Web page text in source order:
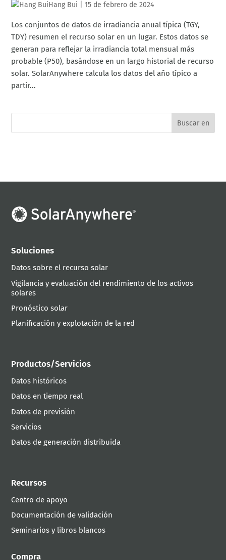
Hang Bui |15 de febrero de 2024
Los conjuntos de datos de irradiancia anual típica (TGY,
TDY) resumen el recurso solar en un lugar. Estos datos se
generan para reflejar la irradiancia total mensual más
probable (P50), basándose en un largo historial de recurso
solar. SolarAnywhere calcula los datos del año típico a
partir...
Soluciones
Datos sobre el recurso solar
Vigilancia y evaluación del rendimiento de los activos
solares
Pronóstico solar
Planificación y explotación de la red
Productos/Servicios
Datos históricos
Datos en tiempo real
Datos de previsión
Servicios
Datos de generación distribuida
Recursos
Centro de apoyo
Documentación de validación
Seminarios y libros blancos
Compra